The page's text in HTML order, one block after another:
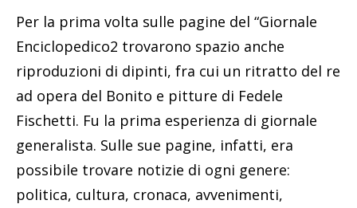
Per la prima volta sulle pagine del “Giornale
Enciclopedico2 trovarono spazio anche
riproduzioni di dipinti, fra cui un ritratto del re
ad opera del Bonito e pitture di Fedele
Fischetti. Fu la prima esperienza di giornale
generalista. Sulle sue pagine, infatti, era
possibile trovare notizie di ogni genere:
politica, cultura, cronaca, avvenimenti,